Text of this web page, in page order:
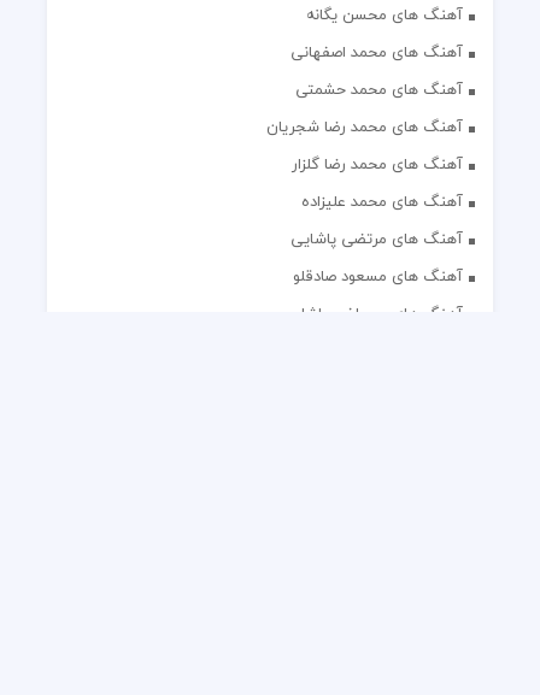
آهنگ های محسن یگانه
آهنگ های محمد اصفهانی
آهنگ های محمد حشمتی
آهنگ های محمد رضا شجریان
آهنگ های محمد رضا گلزار
آهنگ های محمد علیزاده
آهنگ های مرتضی پاشایی
آهنگ های مسعود صادقلو
آهنگ های مصطفی پاشایی